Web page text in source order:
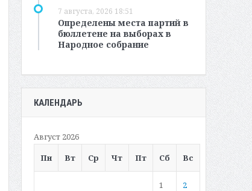
7 августа, 2026 18:51
Определены места партий в
бюллетене на выборах в
Народное собрание
КАЛЕНДАРЬ
Август 2026
Пн
Вт Ср Чт Пт Сб Вс
1 2